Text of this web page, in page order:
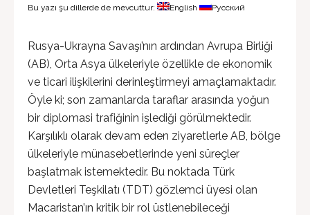
Bu yazı şu dillerde de mevcuttur: English Русский
Rusya-Ukrayna Savaşı’nın ardından Avrupa Birliği
(AB), Orta Asya ülkeleriyle özellikle de ekonomik
ve ticari ilişkilerini derinleştirmeyi amaçlamaktadır.
Öyle ki; son zamanlarda taraflar arasında yoğun
bir diplomasi trafiğinin işlediği görülmektedir.
Karşılıklı olarak devam eden ziyaretlerle AB, bölge
ülkeleriyle münasebetlerinde yeni süreçler
başlatmak istemektedir. Bu noktada Türk
Devletleri Teşkilatı (TDT) gözlemci üyesi olan
Macaristan’ın kritik bir rol üstlenebileceği